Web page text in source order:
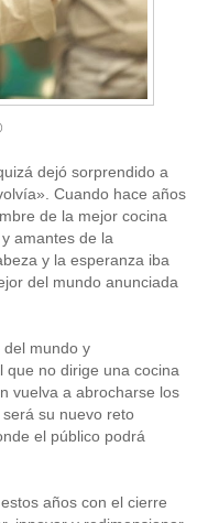
dejó sorprendido a
Cuando hace años
de la mejor cocina
amantes de la
y la esperanza iba
del mundo anunciada
mundo y
que no dirige una cocina
vuelva a abrocharse los
su nuevo reto
el público podrá
años con el cierre